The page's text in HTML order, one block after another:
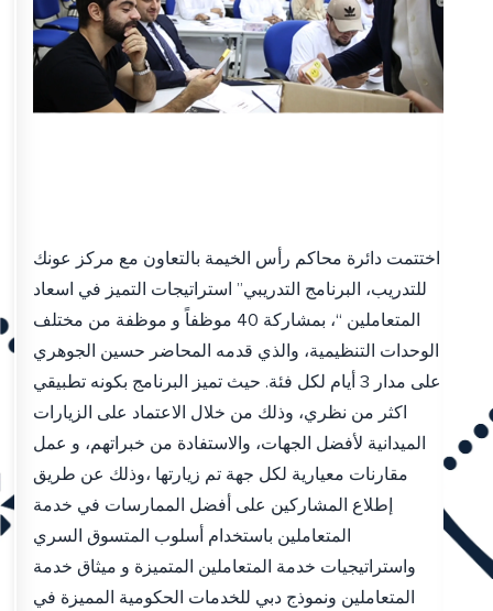
اختتمت دائرة محاكم رأس الخيمة بالتعاون مع مركز عونك
للتدريب، البرنامج التدريبي” استراتيجات التميز في اسعاد
المتعاملين “، بمشاركة 40 موظفاً و موظفة من مختلف
الوحدات التنظيمية، والذي قدمه المحاضر حسين الجوهري
على مدار 3 أيام لكل فئة. حيث تميز البرنامج بكونه تطبيقي
اكثر من نظري، وذلك من خلال الاعتماد على الزيارات
الميدانية لأفضل الجهات، والاستفادة من خبراتهم، و عمل
مقارنات معيارية لكل جهة تم زيارتها ،وذلك عن طريق
إطلاع المشاركين على أفضل الممارسات في خدمة
المتعاملين باستخدام أسلوب المتسوق السري
واستراتيجيات خدمة المتعاملين المتميزة و ميثاق خدمة
المتعاملين ونموذج دبي للخدمات الحكومية المميزة في